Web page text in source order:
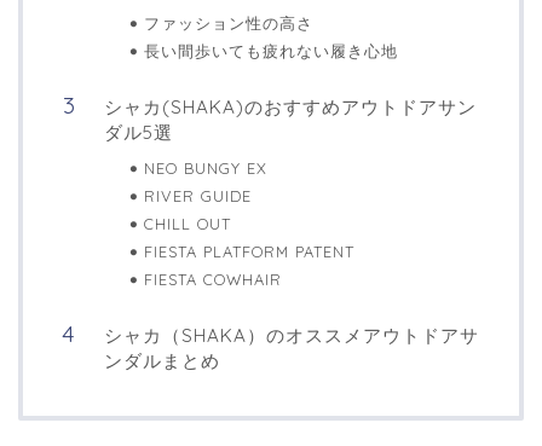
ファッション性の高さ
長い間歩いても疲れない履き心地
シャカ(SHAKA)のおすすめアウトドアサン
ダル5選
NEO BUNGY EX
RIVER GUIDE
CHILL OUT
FIESTA PLATFORM PATENT
FIESTA COWHAIR
シャカ（SHAKA）のオススメアウトドアサ
ンダルまとめ